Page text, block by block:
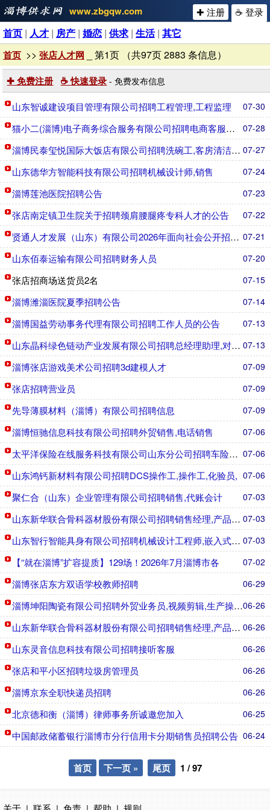
www.zbgqw.com ☕ 登录
✚ 注册
首页 | 人才 | 房产 | 婚恋 | 供求| 生活| 其它
首页 >> 张店人才网 _ 第1页 （共97页 2883 条信息）
✚ 免费注册 ☕ 快速登录 - 免费发布信息
07-30
山东智诚建设项目管理有限公司招聘工程管理,工程监理
07-28
猫小二(淄博)电子商务综合服务有限公司招聘电商客服主管,
07-27
淄博民泰玺悦国际大饭店有限公司招聘洗碗工,客房清洁工,安
07-24
山东德华方智能科技有限公司招聘机械设计师,销售
07-23
淄博莲池医院招聘公告
07-22
张店南定镇卫生院关于招聘颈肩腰腿疼专科人才的公告
07-21
贤通人才发展（山东）有限公司2026年面向社会公开招聘淄
07-20
山东佰泰运输有限公司招聘财务人员
07-15
张店招商场送货员2名
07-14
淄博潍淄医院夏季招聘公告
07-13
淄博国益劳动事务代理有限公司招聘工作人员的公告
07-13
山东晶科绿色链动产业发展有限公司招聘总经理助理,对外贸易
07-09
淄博张店游戏美术公司招聘3d建模人才
07-09
张店招聘营业员
07-09
先导薄膜材料（淄博）有限公司招聘信息
07-06
淄博恒驰信息科技有限公司招聘外贸销售,电话销售
07-06
太平洋保险在线服务科技有限公司山东分公司招聘车险续保经理
07-06
山东鸿钙新材料有限公司招聘DCS操作工,操作工,化验员,
07-03
聚仁合（山东）企业管理有限公司招聘销售,代账会计
07-03
山东新华联合骨科器材股份有限公司招聘销售经理,产品销售,
07-03
山东智行智能具身有限公司招聘机械设计工程师,嵌入式软件开
07-02
【“就在淄博”扩容提质】129场！2026年7月淄博市各
06-29
淄博张店东方双语学校教师招聘
06-26
淄博坤阳陶瓷有限公司招聘外贸业务员,视频剪辑,生产操作工
06-26
山东新华联合骨科器材股份有限公司招聘销售经理,产品销售,
06-26
山东灵音信息科技有限公司招聘接听客服
06-26
张店和平小区招聘垃圾房管理员
06-26
淄博京东全职快递员招聘
06-25
北京德和衡（淄博）律师事务所诚邀您加入
06-24
中国邮政储蓄银行淄博市分行信用卡分期销售员招聘公告
首页 下一页 » 尾页 1 /97